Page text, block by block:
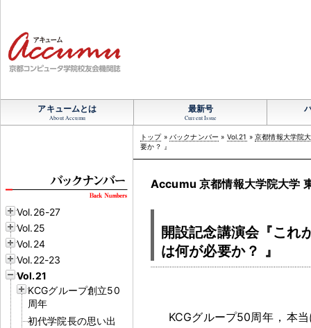
アキュームとは
About Accumu
最新号
Current Issue
Vol.26-27
Vol.25
Vol.24
Vol.22-23
Vol.21
KCGグループ創立50
周年
初代学院長の思い出
トップ» バックナンバー » Vol.21 »京都情報大学院
要か ？ 』
Accumu 京都情報大学院大学
開設記念講演会『これ
は何が必要か？ 』
KCGグループ50周年 ， 本